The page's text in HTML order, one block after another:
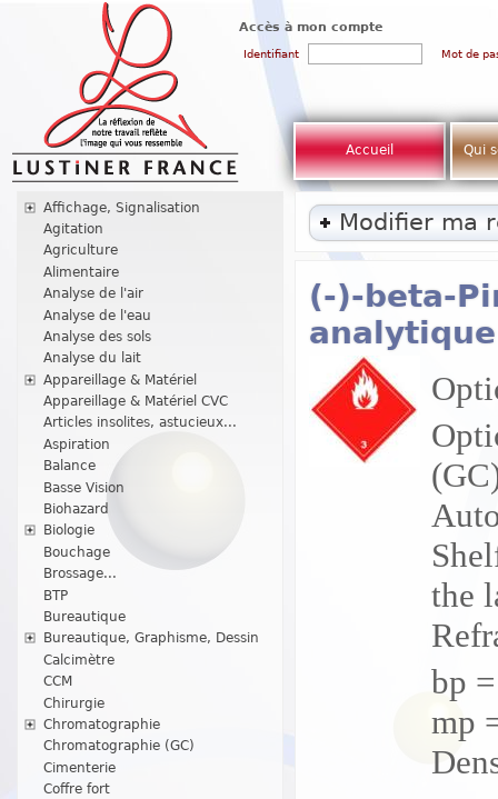
Accès à mon compte
Identifiant Mot de
Accueil Qui
Affichage, Signalisation
Agitation
Agriculture
Alimentaire
Analyse de l'air
Analyse de l'eau
Analyse des sols
Analyse du lait
Appareillage & Matériel
Appareillage & Matériel CVC
Articles insolites, astucieux...
Aspiration
Balance
Basse Vision
Biohazard
Biologie
Bouchage
Brossage...
BTP
Bureautique
Bureautique, Graphisme, Dessin
Calcimètre
CCM
Chirurgie
Chromatographie
Chromatographie (GC)
Cimenterie
Coffre fort
Modifier ma
(-)-beta-
the
bp
mp